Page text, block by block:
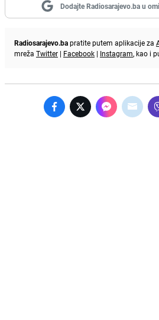
Dodajte Radiosarajevo.ba u
Radiosarajevo.bapratite putem aplikacije za
mreža Twitter | Facebook | Instagram, kao i